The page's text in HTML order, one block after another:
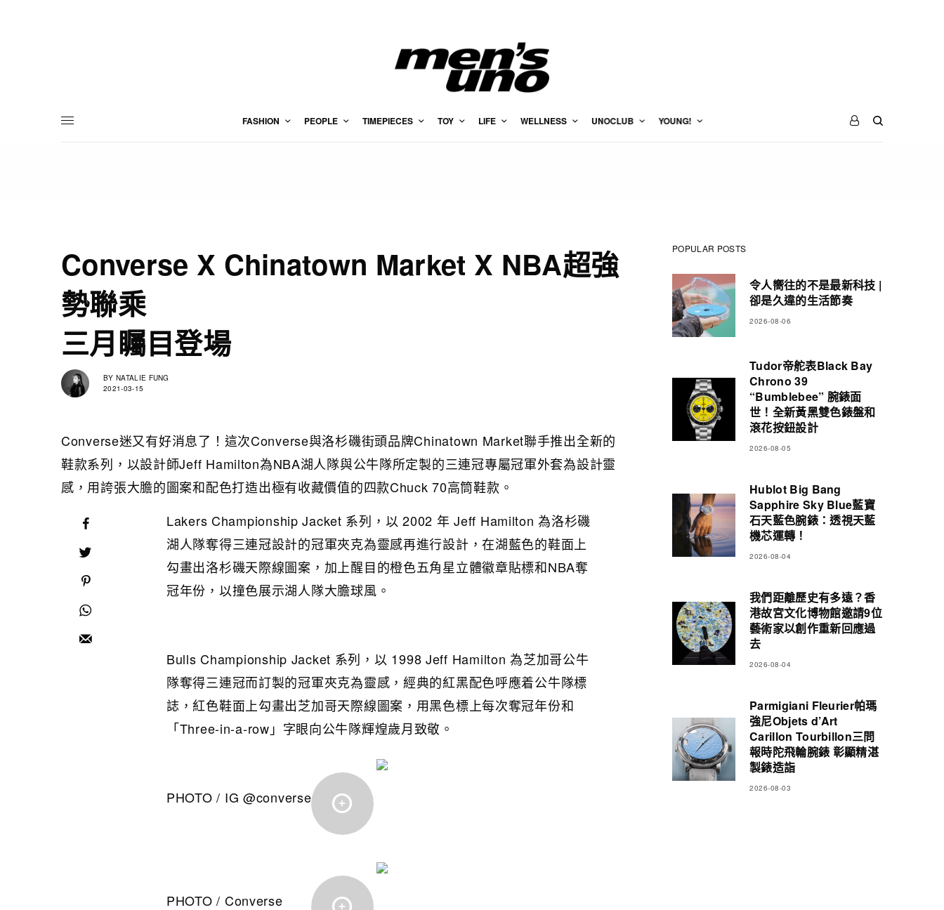
FASHION PEOPLE TIMEPIECES TOY LIFE WELLNESS UNOCLUB YOUNG!
Converse X Chinatown Market X NBA超強
勢聯乘
三月矚目登場
BY NATALIE FUNG
2021-03-15
Converse迷又有好消息了！這次Converse與洛杉磯街頭品牌Chinatown Market聯手推出全新的
鞋款系列，以設計師Jeff Hamilton為NBA湖人隊與公牛隊所定製的三連冠專屬冠軍外套為設計靈
感，用誇張大膽的圖案和配色打造出極有收藏價值的四款Chuck 70高筒鞋款。
Lakers Championship Jacket 系列，以 2002 年 Jeff Hamilton 為洛杉磯
湖人隊奪得三連冠設計的冠軍夾克為靈感再進行設計，在湖藍色的鞋面上
勾畫出洛杉磯天際線圖案，加上醒目的橙色五角星立體徽章貼標和NBA奪
冠年份，以撞色展示湖人隊大膽球風。
Bulls Championship Jacket 系列，以 1998 Jeff Hamilton 為芝加哥公牛
隊奪得三連冠而訂製的冠軍夾克為靈感，經典的紅黑配色呼應着公牛隊標
誌，紅色鞋面上勾畫出芝加哥天際線圖案，用黑色標上每次奪冠年份和
「Three-in-a-row」字眼向公牛隊輝煌歲月致敬。
PHOTO / IG @converse
PHOTO / Converse
POPULAR POSTS
令人嚮往的不是最新科技 |
卻是久違的生活節奏
2026-08-06
Tudor帝舵表Black Bay
Chrono 39
“Bumblebee” 腕錶面
世！全新黃黑雙色錶盤和
滾花按鈕設計
2026-08-05
Hublot Big Bang
Sapphire Sky Blue藍寶
石天藍色腕錶：透視天藍
機芯運轉！
2026-08-04
我們距離歷史有多遠？香
港故宮文化博物館邀請9位
藝術家以創作重新回應過
去
2026-08-04
Parmigiani Fleurier帕瑪
強尼Objets d’Art
Carillon Tourbillon三問
報時陀飛輪腕錶 彰顯精湛
製錶造詣
2026-08-03